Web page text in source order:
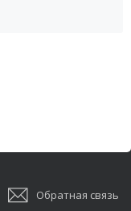
Обратная связь